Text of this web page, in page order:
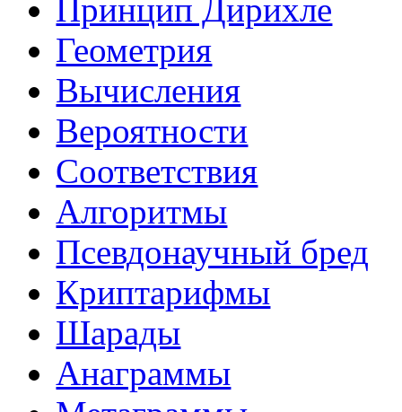
Принцип Дирихле
Геометрия
Вычисления
Вероятности
Соответствия
Алгоритмы
Псевдонаучный бред
Криптарифмы
Шарады
Анаграммы